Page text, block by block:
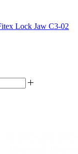
Lock Jaw C3-02